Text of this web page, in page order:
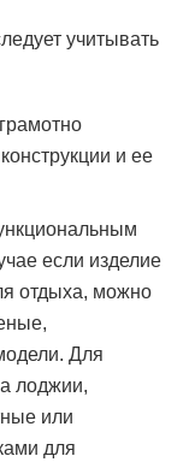
учитывать
и ее
если изделие
отдыха, можно
Для
лоджии,
или
для